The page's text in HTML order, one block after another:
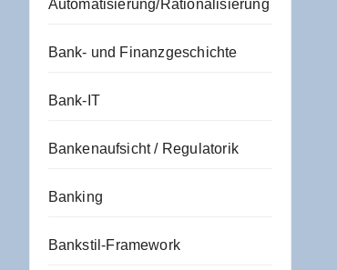
Automatisierung/Rationalisierung
Bank- und Finanzgeschichte
Bank-IT
Bankenaufsicht / Regulatorik
Banking
Bankstil-Framework